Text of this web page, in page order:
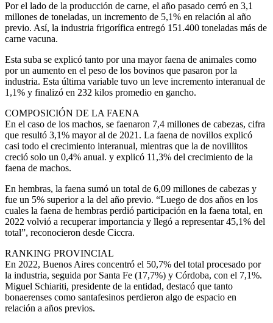
Por el lado de la producción de carne, el año pasado cerró en 3,1
millones de toneladas, un incremento de 5,1% en relación al año
previo. Así, la industria frigorífica entregó 151.400 toneladas más de
carne vacuna.
Esta suba se explicó tanto por una mayor faena de animales como
por un aumento en el peso de los bovinos que pasaron por la
industria. Esta última variable tuvo un leve incremento interanual de
1,1% y finalizó en 232 kilos promedio en gancho.
COMPOSICIÓN DE LA FAENA
En el caso de los machos, se faenaron 7,4 millones de cabezas, cifra
que resultó 3,1% mayor al de 2021. La faena de novillos explicó
casi todo el crecimiento interanual, mientras que la de novillitos
creció solo un 0,4% anual. y explicó 11,3% del crecimiento de la
faena de machos.
En hembras, la faena sumó un total de 6,09 millones de cabezas y
fue un 5% superior a la del año previo. “Luego de dos años en los
cuales la faena de hembras perdió participación en la faena total, en
2022 volvió a recuperar importancia y llegó a representar 45,1% del
total”, reconocieron desde Ciccra.
RANKING PROVINCIAL
En 2022, Buenos Aires concentró el 50,7% del total procesado por
la industria, seguida por Santa Fe (17,7%) y Córdoba, con el 7,1%.
Miguel Schiariti, presidente de la entidad, destacó que tanto
bonaerenses como santafesinos perdieron algo de espacio en
relación a años previos.